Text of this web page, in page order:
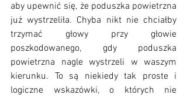
aby upewnić się, że poduszka powietrzna
już wystrzeliła. Chyba nikt nie chciałby
trzymać głowy przy głowie
poszkodowanego, gdy poduszka
powietrzna nagle wystrzeli w waszym
kierunku. To są niekiedy tak proste i
logiczne wskazówki, o których nie